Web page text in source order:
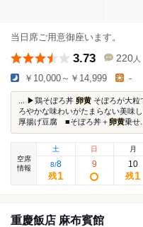
当日席ご用意御座います。
3.73 220 人
￥10,000～￥14,999 -
...⁡ ▶鶏そぼろ丼 卵黄 そぼろが大粒
ろやかな味わいがたまらない美
厚揚げ豆腐 ■そぼろ丼＋卵黄乗せ...
空席
情報
土
8/8
残1
日
9
月
10
残1
重慶飯店 麻布賓館